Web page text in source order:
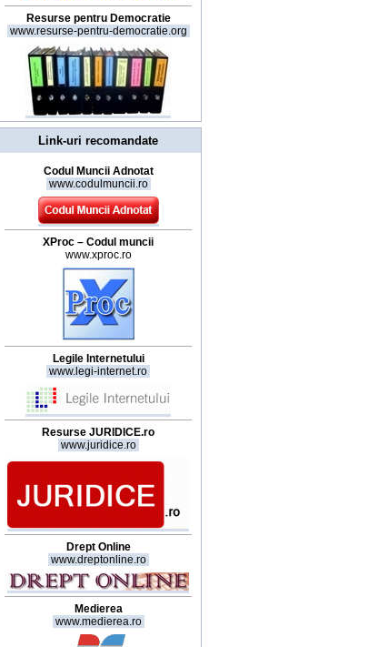
Resurse pentru Democratie
www.resurse-pentru-democratie.org
Link-uri recomandate
Codul Muncii Adnotat
www.codulmuncii.ro
XProc – Codul muncii
www.xproc.ro
Legile Internetului
www.legi-internet.ro
Resurse JURIDICE.ro
www.juridice.ro
Drept Online
www.dreptonline.ro
Medierea
www.medierea.ro